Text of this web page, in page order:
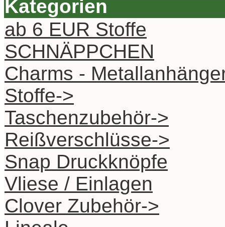
Kategorien
ab 6 EUR Stoffe
SCHNÄPPCHEN
Charms -
Stoffe->
Taschenzubehör->
Reißverschlüsse->
Snap Druckknöpfe
Vliese / Einlagen
Clover Zubehör->